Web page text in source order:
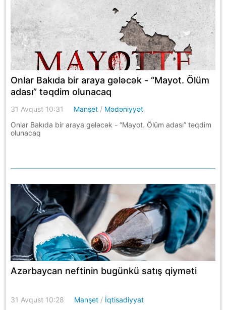
Onlar Bakıda bir araya gələcək - “Mayot. Ölüm
adası” təqdim olunacaq
31 Avqust 10:31 Manşet / Mədəniyyət
Onlar Bakıda bir araya gələcək - “Mayot. Ölüm adası” təqdim
olunacaq
Azərbaycan neftinin bugünkü satış qiyməti
31 Avqust 10:28 Manşet / İqtisadiyyat